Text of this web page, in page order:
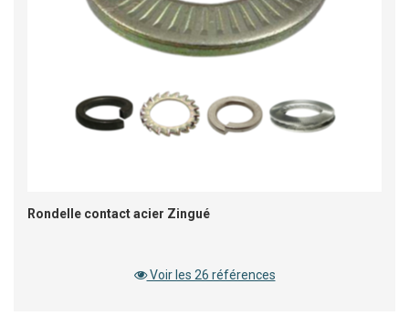
Rondelle contact acier Zingué
Voir les 26 références